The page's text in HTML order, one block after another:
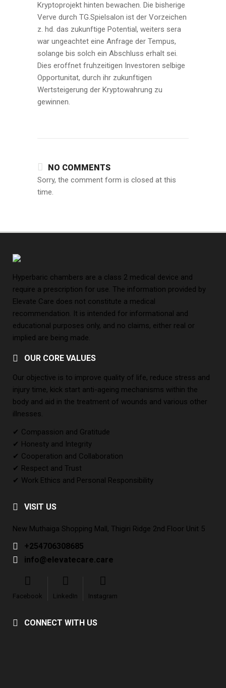
Kryptoprojekt hinten bewachen. Die bisherige
Verve durch TG.Spielsalon ist der Vorzeichen
z. hd. das zukunftige Potential, weiters sera
war ungeachtet eine Anfrage der Tempus,
solange bis solch ein Abschluss erhalt sei.
Dies eroffnet fruhzeitigen Investoren selbige
Opportunitat, durch ihr zukunftigen
Wertsteigerung der Kryptowahrung zu
gewinnen.
NO COMMENTS
Sorry, the comment form is closed at this
time.
Hyperbaric chambers are a class 2 medical device and
require a prescription for use. The information provided by
Elevate Care does not constitute a medical
recommendation. It is intended for informational and
educational purposes only, and no claims, either real or
implied are being made.
OUR CORE VALUES
Our objective is to improve quality of life, reduce stress and
injury time, kick start anti-ageing mechanisms within the
body and aid in the treatment of wounds and various other
illnesses.
✔ Compassion and Gratitude
✔ Honesty and Integrity
✔ Cooperation and Collaboration
✔ Respect and Trust
✔ Work Ethics and Personal Responsibility
VISIT US
New Muthaiga Shopping Mall, Thigiri Ridge 2nd Floor Unit 5
+254706308685
info@elevatecare.care
Facebook LinkedIn Instagram
CONNECT WITH US